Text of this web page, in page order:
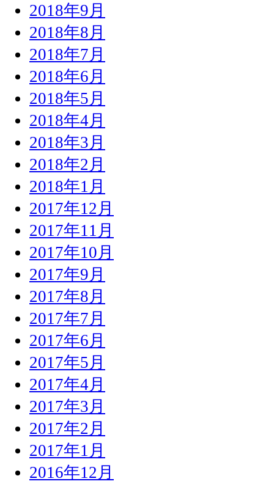
2018年9月
2018年8月
2018年7月
2018年6月
2018年5月
2018年4月
2018年3月
2018年2月
2018年1月
2017年12月
2017年11月
2017年10月
2017年9月
2017年8月
2017年7月
2017年6月
2017年5月
2017年4月
2017年3月
2017年2月
2017年1月
2016年12月